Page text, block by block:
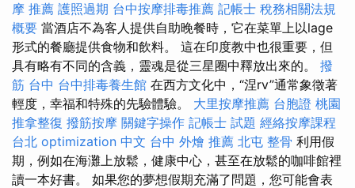
摩 推薦 護照過期 台中按摩排毒推薦 記帳士 稅務相關法規
概要 當酒店不為客人提供自助晚餐時，它在菜單上以lage
形式的餐廳提供食物和飲料。 這在印度教中也很重要，但
具有略有不同的含義，靈魂是從三星圈中釋放出來的。 撥
筋 台中 台中排毒養生館 在西方文化中，“涅rv”通常象徵著
輕度，幸福和特殊的先驗體驗。 大里按摩推薦 台胞證 桃園
推拿整復 撥筋按摩 關鍵字操作 記帳士 試題 經絡按摩課程
台北 optimization 中文 台中 外燴 推薦 北屯 整骨 利用假
期，例如在海灘上放鬆，健康中心，甚至在放鬆的咖啡館裡
讀一本好書。 如果您的夢想假期充滿了問題，您可能會表